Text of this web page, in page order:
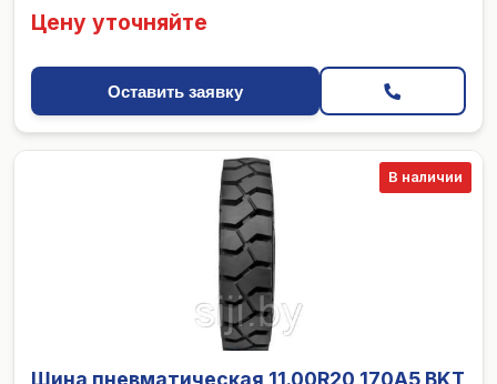
Цену уточняйте
Оставить заявку
В наличии